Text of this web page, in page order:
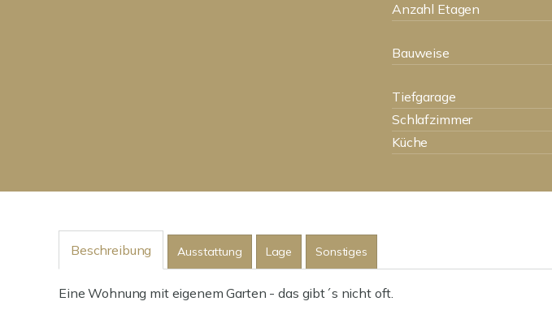
Anzahl Etagen
Bauweise
Tiefgarage
Schlafzimmer
Küche
Beschreibung Ausstattung Lage Sonstiges
Eine Wohnung mit eigenem Garten - das gibt´s nicht oft.